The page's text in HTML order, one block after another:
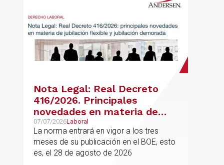
Nota Legal: Real Decreto
416/2026. Principales
novedades en materia de
jubilación flexible y jubilación
demorada
07/07/2026Laboral
La norma entrará en vigor a los tres
meses de su publicación en el BOE, esto
es, el 28 de agosto de 2026